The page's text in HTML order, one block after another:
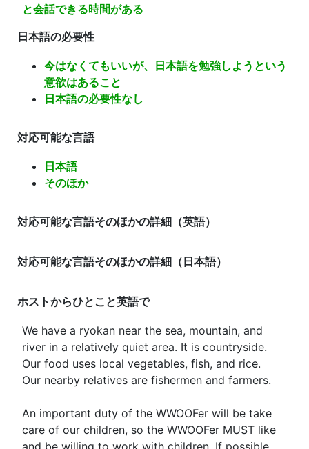
と会話できる時間がある
日本語の必要性
今はなくてもいいが、日本語を勉強しようという
意欲はあること
日本語の必要性なし
対応可能な言語
日本語
そのほか
対応可能な言語そのほかの詳細（英語）
対応可能な言語そのほかの詳細（日本語）
ホストからひとこと英語で
We have a ryokan near the sea, mountain, and
river in a relatively quiet area. It is countryside.
Our food uses local vegetables, fish, and rice.
Our nearby relatives are fishermen and farmers.
An important duty of the WWOOFer will be take
care of our children, so the WWOOFer MUST like
and be willing to work with children. If possible,